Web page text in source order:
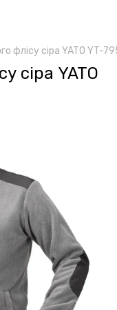
флісу сіра YATO YT-
сіра YATO